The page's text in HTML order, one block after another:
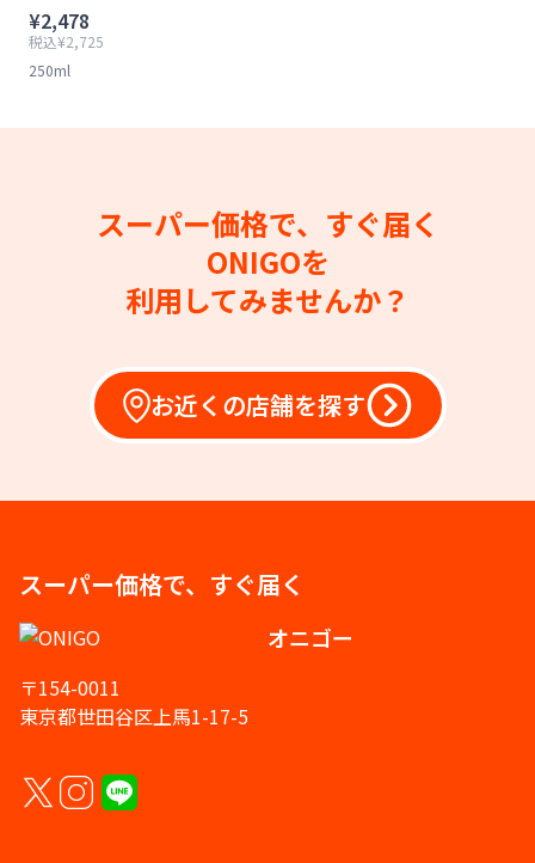
¥2,478
税込¥2,725
250ml
スーパー価格で、すぐ届く
ONIGOを
利用してみませんか？
お近くの店舗を探す
スーパー価格で、すぐ届く
オニゴー
〒154-0011
東京都世田谷区上馬1-17-5